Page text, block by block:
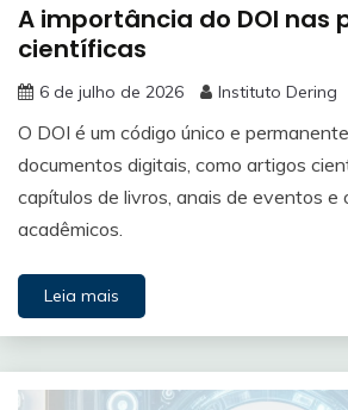
A importância do DOI nas
científicas
6 de julho de 2026 Instituto Dering
O DOI é um código único e
documentos digitais, como artigos
capítulos de livros, anais de eventos e
acadêmicos.
Leia mais